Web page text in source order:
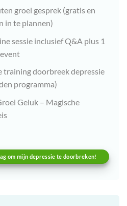
groei gesprek (gratis en
in te plannen)
sessie inclusief Q&A plus 1
training doorbreek depressie
programma)
Geluk – Magische
om mijn depressie te doorbreken!